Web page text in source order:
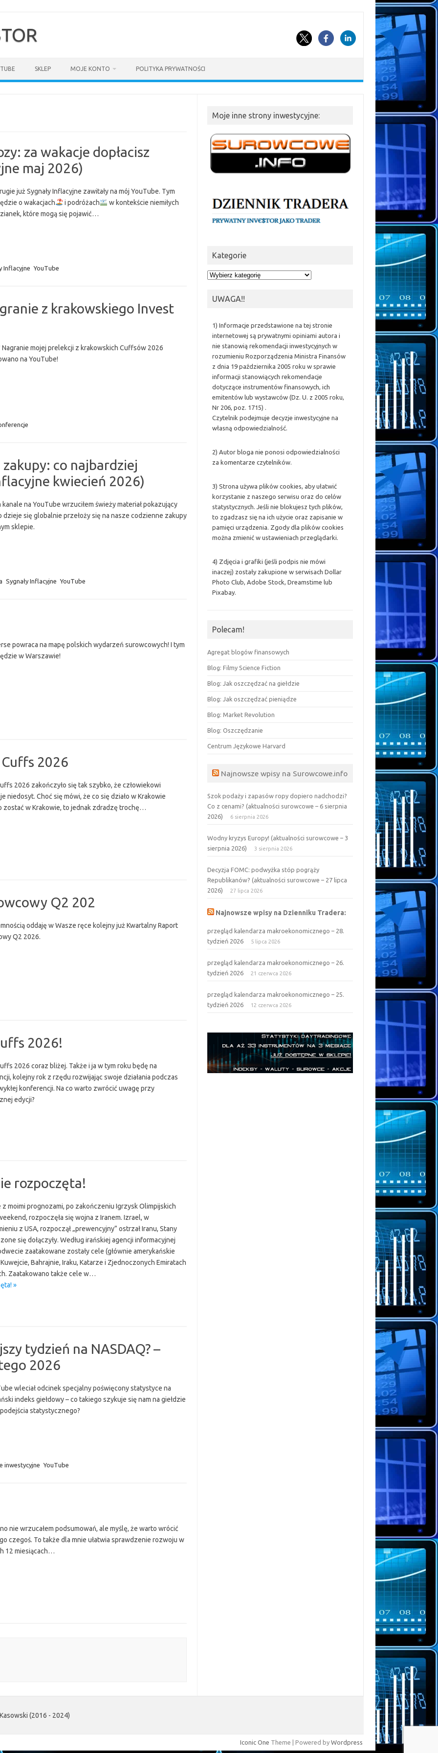
SKLEP MOJE KONTO POLITYKA PRYWATNOŚCI
za wakacje dopłacisz
maj 2026)
już Sygnały Inflacyjne zawitały na mój YouTube. Tym
o wakacjach
i podróżach
w kontekście niemiłych
które mogą się pojawić…
Inflacyjne YouTube
z krakowskiego Invest
Nagranie mojej prelekcji z krakowskich Cuffsów 2026
na YouTube!
co najbardziej
kwiecień 2026)
kanale na YouTube wrzuciłem świeży materiał pokazujący
dzieje się globalnie przełoży się na nasze codzienne zakupy
sklepie.
Sygnały Inflacyjne YouTube
powraca na mapę polskich wydarzeń surowcowych! I tym
w Warszawie!
2026
2026 zakończyło się tak szybko, że człowiekowi
niedosyt. Choć się mówi, że co się działo w Krakowie
zostać w Krakowie, to jednak zdradzę trochę…
Q2 202
oddaję w Wasze ręce kolejny już Kwartalny Raport
Q2 2026.
2026!
2026 coraz bliżej. Także i ja w tym roku będę na
kolejny rok z rzędu rozwijając swoje działania podczas
konferencji. Na co warto zwrócić uwagę przy
edycji?
rozpoczęta!
z moimi prognozami, po zakończeniu Igrzysk Olimpijskich
rozpoczęła się wojna z Iranem. Izrael, w
z USA, rozpoczął „prewencyjny” ostrzał Iranu, Stany
się dołączyły. Według irańskiej agencji informacyjnej
zaatakowane zostały cele (głównie amerykańskie
Bahrajnie, Iraku, Katarze i Zjednoczonych Emiratach
Zaatakowano także cele w…
»
tydzień na NASDAQ? –
2026
wleciał odcinek specjalny poświęcony statystyce na
indeks giełdowy – co takiego szykuje się nam na giełdzie
statystycznego?
inwestycyjne YouTube
nie wrzucałem podsumowań, ale myślę, że warto wrócić
czegoś. To także dla mnie ułatwia sprawdzenie rozwoju w
12 miesiącach…
Moje inne strony inwestycyjne:
Kategorie
Kategorie
UWAGA!!
1) Informacje przedstawione na tej stronie
internetowej są prywatnymi opiniami autora i
nie stanowią rekomendacji inwestycyjnych w
rozumieniu Rozporządzenia Ministra Finansów
z dnia 19 października 2005 roku w sprawie
informacji stanowiących rekomendacje
dotyczące instrumentów finansowych, ich
emitentów lub wystawców (Dz. U. z 2005 roku,
Nr 206, poz. 1715) .
Czytelnik podejmuje decyzje inwestycyjne na
własną odpowiedzialność.
2) Autor bloga nie ponosi odpowiedzialności
za komentarze czytelników.
3) Strona używa plików cookies, aby ułatwić
korzystanie z naszego serwisu oraz do celów
statystycznych. Jeśli nie blokujesz tych plików,
to zgadzasz się na ich użycie oraz zapisanie w
pamięci urządzenia. Zgody dla plików cookies
można zmienić w ustawieniach przeglądarki.
4) Zdjęcia i grafiki (jeśli podpis nie mówi
inaczej) zostały zakupione w serwisach Dollar
Photo Club, Adobe Stock, Dreamstime lub
Pixabay.
Polecam!
Agregat blogów finansowych
Blog: Filmy Science Fiction
Blog: Jak oszczędzać na giełdzie
Blog: Jak oszczędzać pieniądze
Blog: Market Revolution
Blog: Oszczędzanie
Centrum Językowe Harvard
Najnowsze wpisy na Surowcowe.info
Szok podaży i zapasów ropy dopiero nadchodzi?
Co z cenami? (aktualności surowcowe – 6 sierpnia
2026)
6 sierpnia 2026
Wodny kryzys Europy! (aktualności surowcowe – 3
sierpnia 2026)
3 sierpnia 2026
Decyzja FOMC: podwyżka stóp pogrąży
Republikanów? (aktualności surowcowe – 27 lipca
2026)
27 lipca 2026
Najnowsze wpisy na Dzienniku Tradera:
przegląd kalendarza makroekonomicznego – 28.
tydzień 2026
5 lipca 2026
przegląd kalendarza makroekonomicznego – 26.
tydzień 2026
21 czerwca 2026
przegląd kalendarza makroekonomicznego – 25.
tydzień 2026
12 czerwca 2026
(2016 - 2024)
Iconic One Theme | Powered by Wordpress